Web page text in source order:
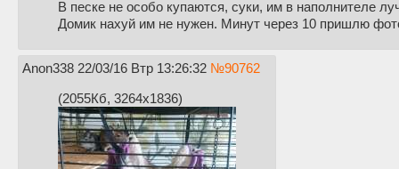
В песке не особо купаются, суки, им в наполнителе
Домик нахуй им не нужен. Минут через 10 пришлю
Anon338 22/03/16 Втр 13:26:32 №90762
(2055Кб, 3264x1836)